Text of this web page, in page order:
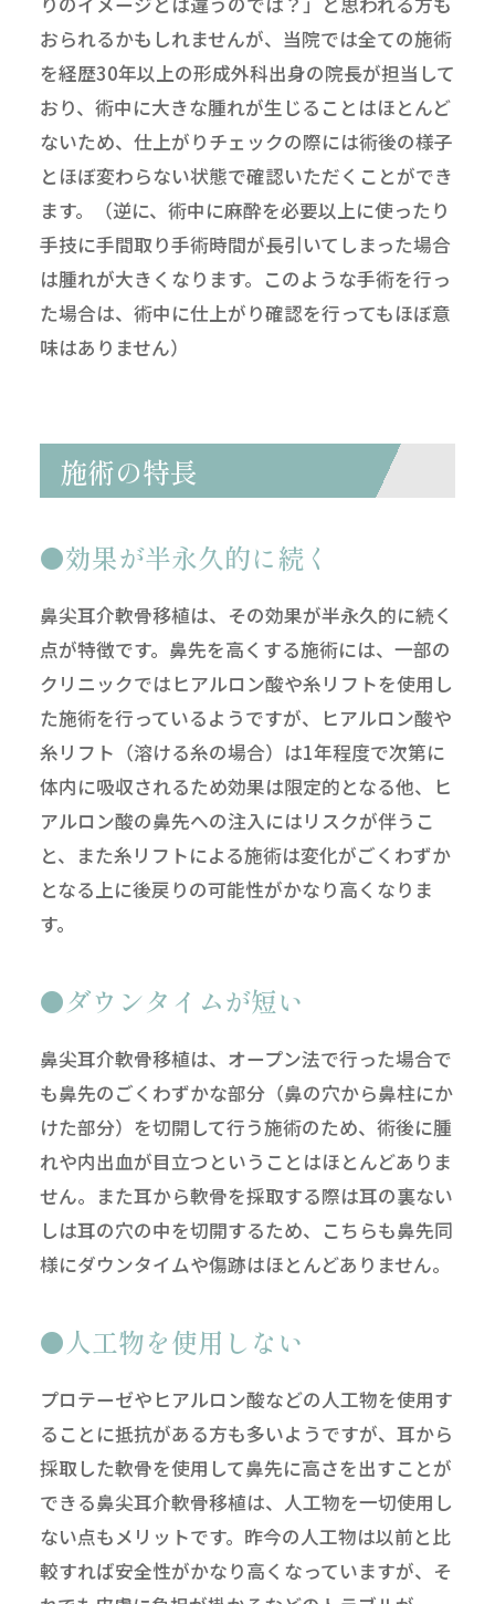
おられるかもしれませんが、当院では全ての施術
を経歴30年以上の形成外科出身の院長が担当して
おり、術中に大きな腫れが生じることはほとんど
ないため、仕上がりチェックの際には術後の様子
とほぼ変わらない状態で確認いただくことができ
ます。（逆に、術中に麻酔を必要以上に使ったり
手技に手間取り手術時間が長引いてしまった場合
は腫れが大きくなります。このような手術を行っ
た場合は、術中に仕上がり確認を行ってもほぼ意
味はありません）
施術の特長
効果が半永久的に続く
鼻尖耳介軟骨移植は、その効果が半永久的に続く
点が特徴です。鼻先を高くする施術には、一部の
クリニックではヒアルロン酸や糸リフトを使用し
た施術を行っているようですが、ヒアルロン酸や
糸リフト（溶ける糸の場合）は1年程度で次第に
体内に吸収されるため効果は限定的となる他、ヒ
アルロン酸の鼻先への注入にはリスクが伴うこ
と、また糸リフトによる施術は変化がごくわずか
となる上に後戻りの可能性がかなり高くなりま
す。
ダウンタイムが短い
鼻尖耳介軟骨移植は、オープン法で行った場合で
も鼻先のごくわずかな部分（鼻の穴から鼻柱にか
けた部分）を切開して行う施術のため、術後に腫
れや内出血が目立つということはほとんどありま
せん。また耳から軟骨を採取する際は耳の裏ない
しは耳の穴の中を切開するため、こちらも鼻先同
様にダウンタイムや傷跡はほとんどありません。
人工物を使用しない
プロテーゼやヒアルロン酸などの人工物を使用す
ることに抵抗がある方も多いようですが、耳から
採取した軟骨を使用して鼻先に高さを出すことが
できる鼻尖耳介軟骨移植は、人工物を一切使用し
ない点もメリットです。昨今の人工物は以前と比
較すれば安全性がかなり高くなっていますが、そ